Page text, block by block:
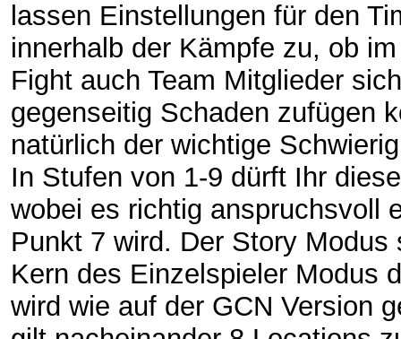
lassen Einstellungen für den
innerhalb der Kämpfe zu, ob
Fight auch Team Mitglieder sich
gegenseitig Schaden zufügen
natürlich der wichtige
In Stufen von 1-9 dürft Ihr
wobei es richtig anspruchsvoll
Punkt 7 wird. Der Story Modus
Kern des Einzelspieler Modus
wird wie auf der GCN Version